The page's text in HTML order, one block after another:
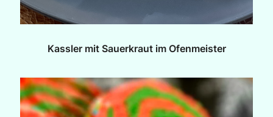
Kassler mit Sauerkraut im Ofenmeister